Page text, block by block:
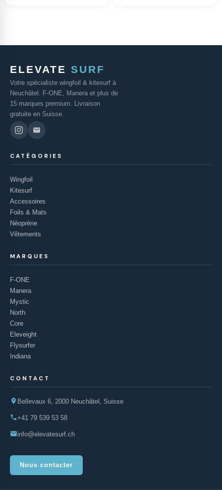
ELEVATE SURF
Votre spécialiste wingfoil & kitesurf à
Neuchâtel. F-ONE, Manera et plus de
15 marques premium. Livraison
gratuite en Suisse.
CATÉGORIES
Wingfoil
Kitesurf
Accessoires
Foils & Mats
Néoprène
Vêtements
MARQUES
F-ONE
Manera
Mystic
North
Core
Eleveight
Flysurfer
Indiana
CONTACT
Bellevaux 6, 2000 Neuchâtel, Suisse
+41 79 539 53 58
info@elevatesurf.ch
Nous contacter